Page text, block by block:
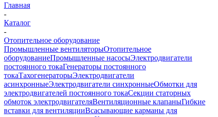
Главная
-
Каталог
-
Отопительное оборудование
Промышленные вентиляторыОтопительное
оборудованиеПромышленные насосыЭлектродвигатели
постоянного токаГенераторы постоянного
токаТахогенераторыЭлектродвигатели
асинхронныеЭлектродвигатели синхронныеОбмотки для
электродвигателей постоянного токаСекции статорных
обмоток электродвигателяВентиляционные клапаныГибкие
вставки для вентиляцииВсасывающие карманы для